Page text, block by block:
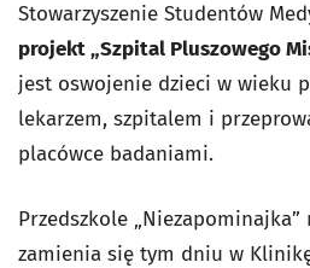
Stowarzyszenie Studentów
projekt „Szpital Pluszowego
jest oswojenie dzieci w wieku
lekarzem, szpitalem i
placówce badaniami.
Przedszkole
zamienia się tym dniu w